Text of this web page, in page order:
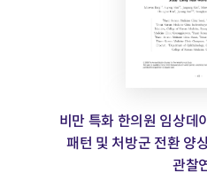
비만 특화 한의원 임상데
패턴 및 처방군 전환 양
관찰